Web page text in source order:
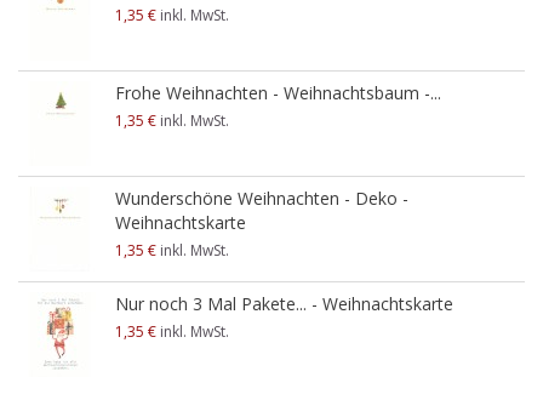
1,35 € inkl. MwSt.
Frohe Weihnachten - Weihnachtsbaum -...
1,35 € inkl. MwSt.
Wunderschöne Weihnachten - Deko -
Weihnachtskarte
1,35 € inkl. MwSt.
Nur noch 3 Mal Pakete... - Weihnachtskarte
1,35 € inkl. MwSt.